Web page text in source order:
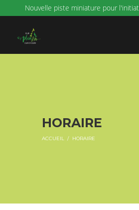
Nouvelle piste miniature pour
HORAIRE
ACCUEIL HORAIRE